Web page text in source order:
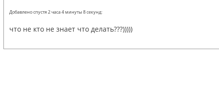
Добавлено спустя 2 часа 4 минуты 8 секунд:
что не кто не знает что делать???)))))